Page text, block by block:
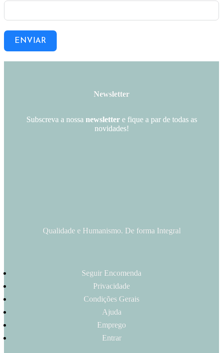
ENVIAR
Newsletter
Subscreva a nossa newslettere fique a par de todas as
novidades!
Qualidade e Humanismo. De forma Integral
Seguir Encomenda
Privacidade
Condições Gerais
Ajuda
Emprego
Entrar